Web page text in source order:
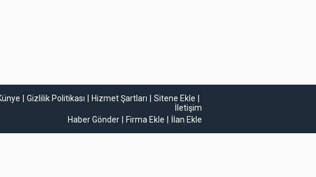
Gizlilik Politikası Hizmet Şartları
Sitene Ekle
İletişim
Haber Gönder
Firma Ekle İlan Ekle